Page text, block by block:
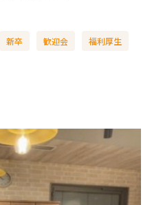
新卒 歓迎会 福利厚生